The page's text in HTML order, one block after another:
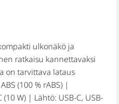
ulkonäkö ja
ratkaisu kannettavaksi
on tarvittava lataus
(100 % rABS) |
W) | Lähtö: USB-C, USB-